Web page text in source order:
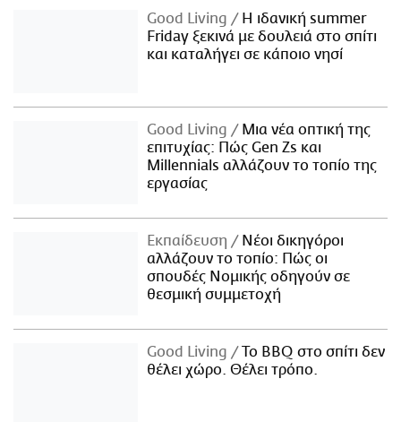
Good Living
Η ιδανική summer
Friday ξεκινά με δουλειά στο σπίτι
και καταλήγει σε κάποιο νησί
Good Living
Μια νέα οπτική της
επιτυχίας: Πώς Gen Zs και
Millennials αλλάζουν το τοπίο της
εργασίας
Εκπαίδευση
Νέοι δικηγόροι
αλλάζουν το τοπίο: Πώς οι
σπουδές Νομικής οδηγούν σε
θεσμική συμμετοχή
Good Living
Το BBQ στο σπίτι δεν
θέλει χώρο. Θέλει τρόπο.